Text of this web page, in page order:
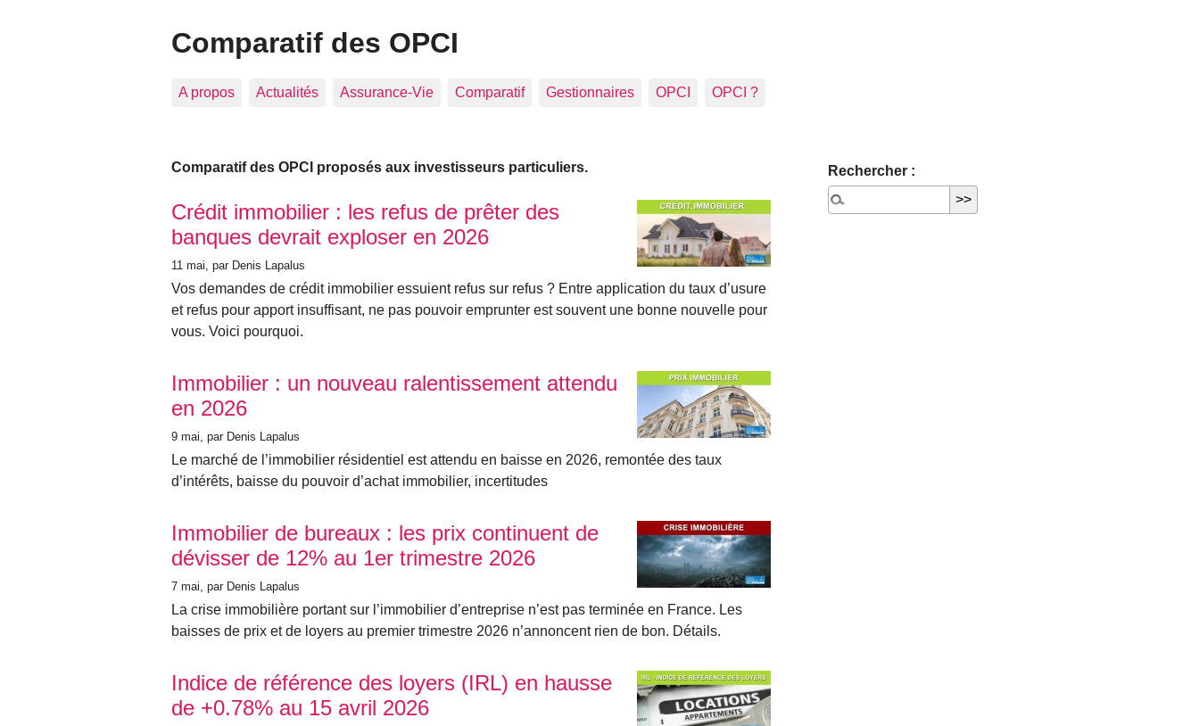
Comparatif des OPCI
A propos Actualités Assurance-Vie Comparatif Gestionnaires OPCI OPCI ?
Comparatif des OPCI proposés aux investisseurs particuliers.
Articles les plus récents
Crédit immobilier : les refus de prêter des
banques devrait exploser en 2026
11 mai , par Denis Lapalus
Vos demandes de crédit immobilier essuient refus sur refus ? Entre application du taux d’usure
et refus pour apport insuffisant, ne pas pouvoir emprunter est souvent une bonne nouvelle pour
vous. Voici pourquoi.
Immobilier : un nouveau ralentissement attendu
en 2026
9 mai , par Denis Lapalus
Le marché de l’immobilier résidentiel est attendu en baisse en 2026, remontée des taux
d’intérêts, baisse du pouvoir d’achat immobilier, incertitudes
Immobilier de bureaux : les prix continuent de
dévisser de 12% au 1er trimestre 2026
7 mai , par Denis Lapalus
La crise immobilière portant sur l’immobilier d’entreprise n’est pas terminée en France. Les
baisses de prix et de loyers au premier trimestre 2026 n’annoncent rien de bon. Détails.
Indice de référence des loyers (IRL) en hausse
de +0.78% au 15 avril 2026
Rechercher :